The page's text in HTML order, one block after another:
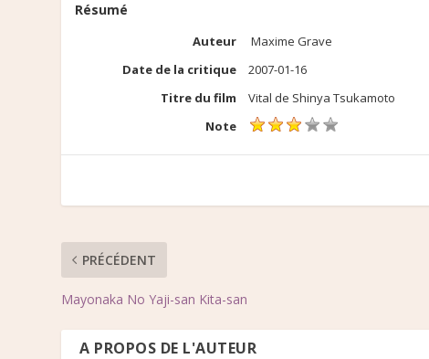
Résumé
Auteur
Maxime Grave
Date de la critique
2007-01-16
Titre du film
Vital de Shinya Tsukamoto
Note
PRÉCÉDENT
Mayonaka No Yaji-san Kita-san
A PROPOS DE L'AUTEUR